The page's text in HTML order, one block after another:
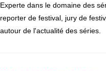
Experte dans le domaine des
reporter de festival, jury de
autour de l'actualité des séries.